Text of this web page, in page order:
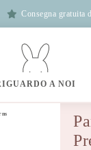
Consegna gratuita
A NOI